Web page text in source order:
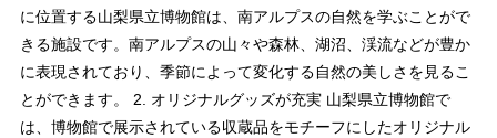
に位置する山梨県立博物館は、南アルプスの自然を学ぶことがで
きる施設です。南アルプスの山々や森林、湖沼、渓流などが豊か
に表現されており、季節によって変化する自然の美しさを見るこ
とができます。 2. オリジナルグッズが充実 山梨県立博物館で
は、博物館で展示されている収蔵品をモチーフにしたオリジナル